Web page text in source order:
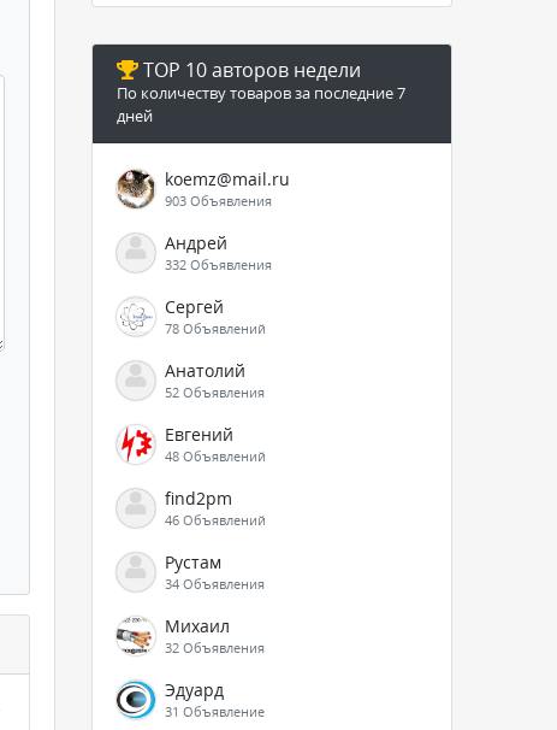
TOP 10 авторов недели
По количеству товаров за последние 7
дней
koemz@mail.ru
903 Объявления
Андрей
332 Объявления
Сергей
78 Объявлений
Анатолий
52 Объявления
Евгений
48 Объявлений
find2pm
46 Объявлений
Рустам
34 Объявления
Михаил
32 Объявления
Эдуард
31 Объявление